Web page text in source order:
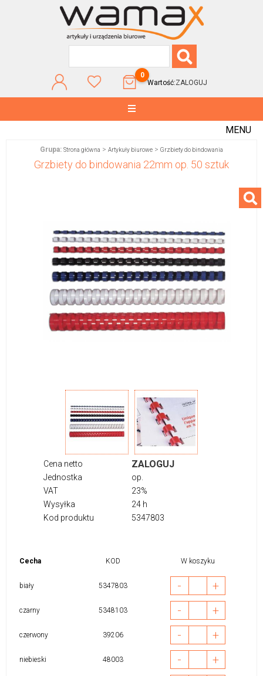
0
Wartość:ZALOGUJ
MENU
Grupa: Strona główna > Artykuły biurowe > Grzbiety do bindowania
Grzbiety do bindowania 22mm op. 50 sztuk
Cena netto ZALOGUJ
Jednostka
op.
VAT
23%
Wysyłka
24 h
Kod produktu
5347803
Cecha KOD W koszyku
biały 5347803 - +
czarny 5348103 - +
czerwony 39206 - +
niebieski 48003 - +